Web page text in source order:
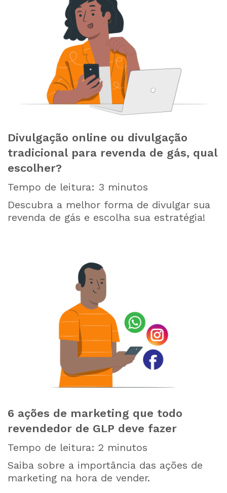
Divulgação online ou divulgação
tradicional para revenda de gás, qual
escolher?
Tempo de leitura: 3 minutos
Descubra a melhor forma de divulgar sua
revenda de gás e escolha sua estratégia!
6 ações de marketing que todo
revendedor de GLP deve fazer
Tempo de leitura: 2 minutos
Saiba sobre a importância das ações de
marketing na hora de vender.